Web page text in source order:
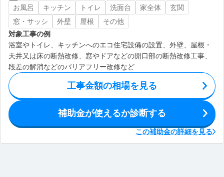
お風呂
キッチン トイレ 洗面台 家全体
玄関
窓・サッシ
外壁 屋根
その他
対象工事の例
浴室やトイレ、キッチンへのエコ住宅設備の設置、外壁、屋根・
天井又は床の断熱改修、窓やドアなどの開口部の断熱改修工事、
段差の解消などのバリアフリー改修など
工事金額の相場を見る
補助金が使えるか診断する
この補助金の詳細を見る